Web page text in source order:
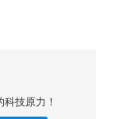
技原力！